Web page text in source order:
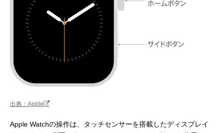
出典：Apple
Apple Watchの操作は、タッチセンサーを搭載したディスプレイ